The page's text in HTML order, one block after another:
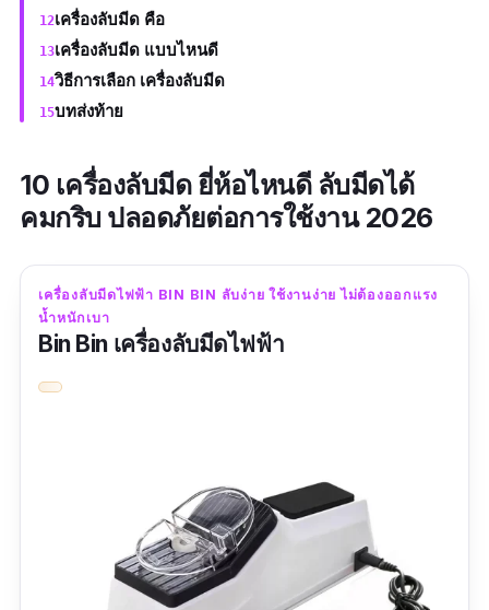
เครื่องลับมีด คือ
เครื่องลับมีด แบบไหนดี
วิธีการเลือก เครื่องลับมีด
บทส่งท้าย
10 เครื่องลับมีด ยี่ห้อไหนดี ลับมีดได้
คมกริบ ปลอดภัยต่อการใช้งาน 2026
เครื่องลับมีดไฟฟ้า BIN BIN ลับง่าย ใช้งานง่าย ไม่ต้องออกแรง
น้ำหนักเบา
Bin Bin เครื่องลับมีดไฟฟ้า